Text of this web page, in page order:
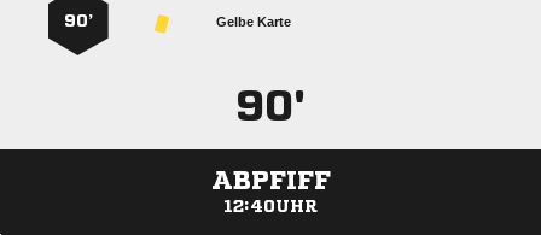
Gelbe Karte
90’
90'
ABPFIFF
12:40UHR